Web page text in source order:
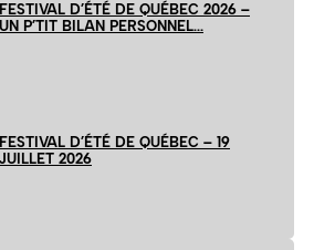
FESTIVAL D’ÉTÉ DE QUÉBEC 2026 –
UN P’TIT BILAN PERSONNEL…
FESTIVAL D’ÉTÉ DE QUÉBEC – 19
JUILLET 2026